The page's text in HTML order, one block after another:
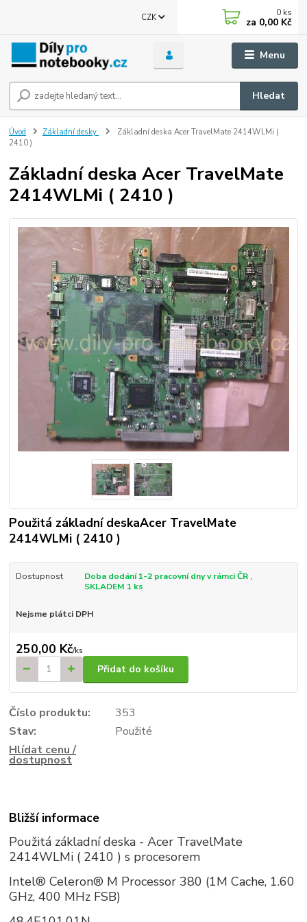
Menu
CZK
Hledat
0 ks
za 0,00 Kč
Úvod Základní desky
Základní deska Acer TravelMate 2414WLMi (
2410 )
Základní deska Acer TravelMate
2414WLMi ( 2410 )
Použitá základní deskaAcer TravelMate
2414WLMi ( 2410 )
Dostupnost
Doba dodání 1-2 pracovní dny v rámci ČR ,
SKLADEM 1 ks
Nejsme plátci DPH
250,00 Kč/ks
Přidat do košíku
Číslo produktu:
353
Stav:
Použité
Hlídat cenu /
dostupnost
Bližší informace
Použitá základní deska - Acer TravelMate
2414WLMi ( 2410 ) s procesorem
Intel® Celeron® M Processor 380 (1M Cache, 1.60
GHz, 400 MHz FSB)